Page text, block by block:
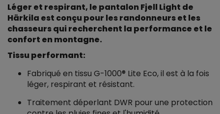
Léger et respirant, le pantalon Fjell Light de
Härkila est conçu pour les randonneurs et les
chasseurs qui recherchent la performance et le
confort en montagne.
Tissu performant:
Fabriqué en tissu G-1000® Lite Eco, il est à la fois
léger, respirant et résistant.
Traitement déperlant DWR pour une protection